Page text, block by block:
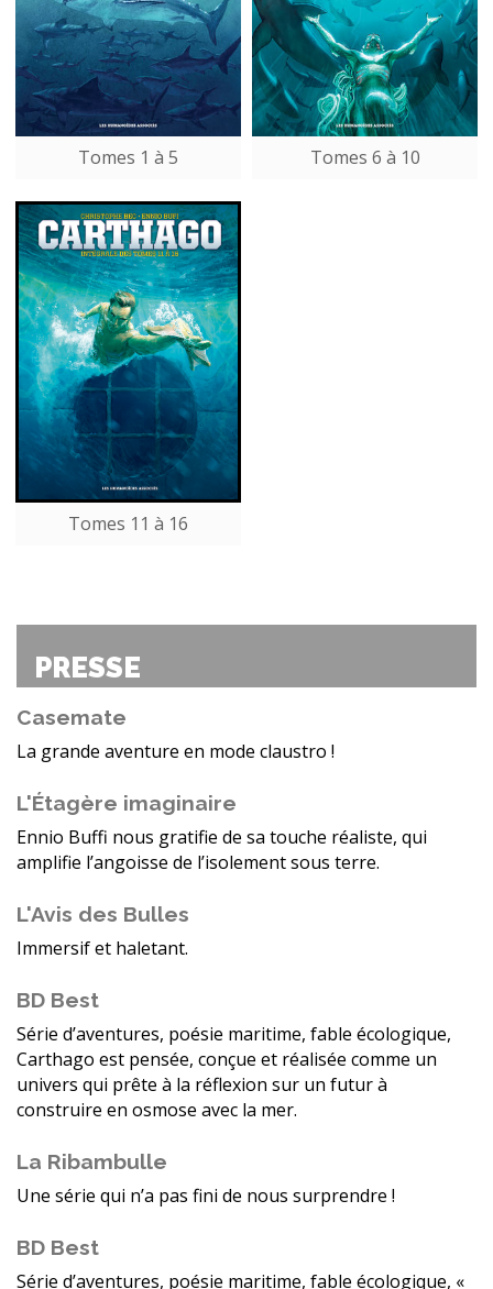
Tomes 1 à 5 Tomes 6 à 10
Tomes 11 à 16
PRESSE
Casemate
La grande aventure en mode claustro !
L'Étagère imaginaire
Ennio Buffi nous gratifie de sa touche réaliste, qui
amplifie l’angoisse de l’isolement sous terre.
L'Avis des Bulles
Immersif et haletant.
BD Best
Série d’aventures, poésie maritime, fable écologique,
Carthago est pensée, conçue et réalisée comme un
univers qui prête à la réflexion sur un futur à
construire en osmose avec la mer.
La Ribambulle
Une série qui n’a pas fini de nous surprendre !
BD Best
Série d’aventures, poésie maritime, fable écologique, «